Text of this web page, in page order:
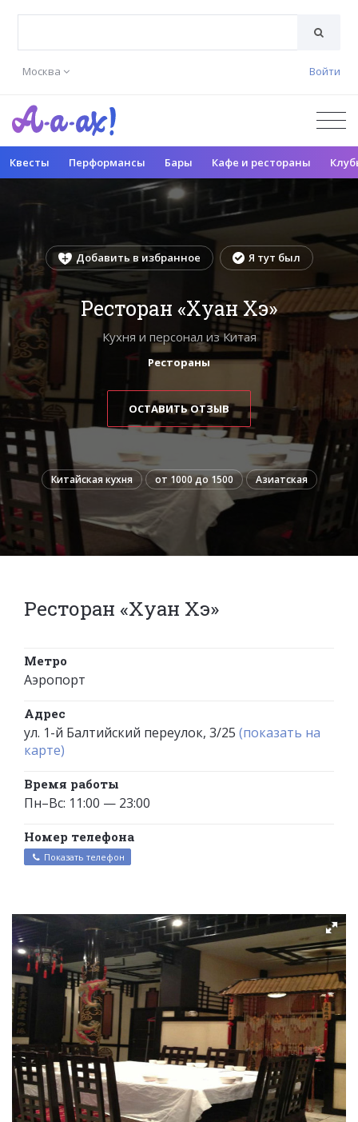
Москва Войти
Квесты Перформансы Бары Кафе и рестораны
Добавить в избранное Я тут был
Ресторан «Хуан Хэ»
Кухня и персонал из Китая
Рестораны
ОСТАВИТЬ ОТЗЫВ
Китайская кухня от 1000 до 1500 Азиатская
Ресторан «Хуан Хэ»
Метро
Аэропорт
Адрес
ул. 1-й Балтийский переулок, 3/25 (показать на
карте)
Время работы
Пн–Вс: 11:00 — 23:00
Номер телефона
Показать телефон